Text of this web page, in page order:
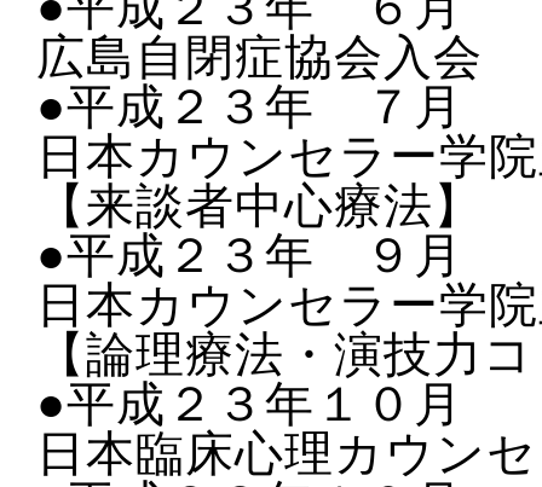
広島自閉症協会入会
●平成２３年 ７月
日本カウンセラー学
【来談者中心療法】
●平成２３年 ９月
日本カウンセラー学
【論理療法・演技力
●平成２３年１０月
日本臨床心理カウン